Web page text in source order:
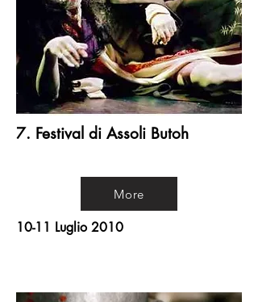
7. Festival di Assoli Butoh
More
10-11 Luglio 2010